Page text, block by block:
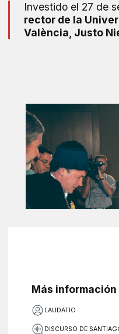
Investido el 27 de
rector de la
València, Justo
Más información
LAUDATIO
DISCURSO DE